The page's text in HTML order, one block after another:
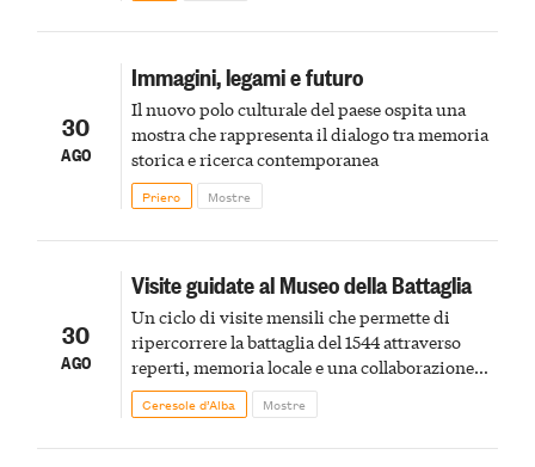
30
AGO
Immagini, legami e futuro
Il nuovo polo culturale del paese ospita una
mostra che rappresenta il dialogo tra memoria
storica e ricerca contemporanea
Priero Mostre
30
AGO
Visite guidate al Museo della Battaglia
Un ciclo di visite mensili che permette di
ripercorrere la battaglia del 1544 attraverso
reperti, memoria locale e una collaborazione
internazionale tra Italia e Francia
Ceresole d’Alba Mostre